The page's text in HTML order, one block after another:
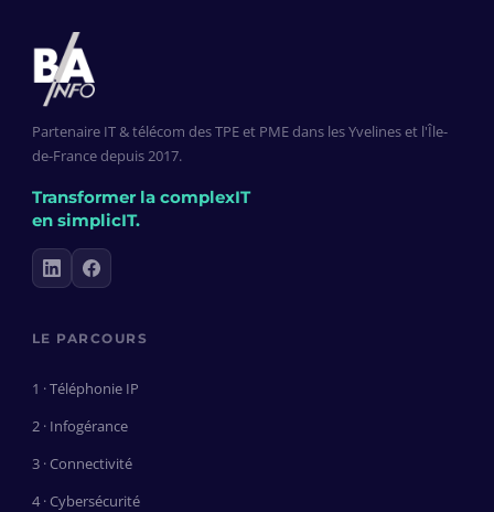
Partenaire IT & télécom des TPE et PME dans les Yvelines et l'Île-
de-France depuis 2017.
Transformer la complexIT
en simplicIT.
LE PARCOURS
1 · Téléphonie IP
2 · Infogérance
3 · Connectivité
4 · Cybersécurité